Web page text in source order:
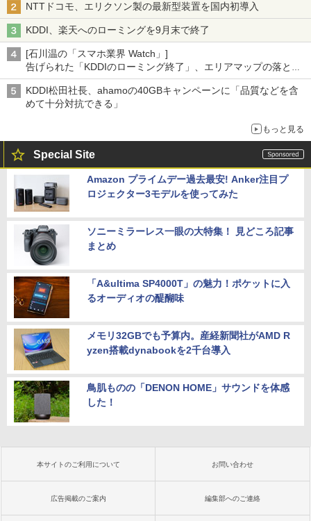
NTTドコモ、エリクソン製の最新型装置を国内初導入
KDDI、楽天へのローミングを9月末で終了
[石川温の「スマホ業界 Watch」]
告げられた「KDDIのローミング終了」、エリアマップの落とし
穴と楽天モバイルの課題
KDDI松田社長、ahamoの40GBキャンペーンに「品質などを含
めて十分対抗できる」
もっと見る
Special Site
Amazon プライムデー過去最安! Anker注目プ
ロジェクター3モデルを使ってみた
ソニーミラーレス一眼の大特集！ 見どころ記事
まとめ
「A&ultima SP4000T」の魅力！ポケットに入
るオーディオの醍醐味
メモリ32GBでも予算内。産経新聞社がAMD R
yzen搭載dynabookを2千台導入
鳥肌ものの「DENON HOME」サウンドを体感
した！
本サイトのご利用について お問い合わせ
広告掲載のご案内 編集部へのご連絡